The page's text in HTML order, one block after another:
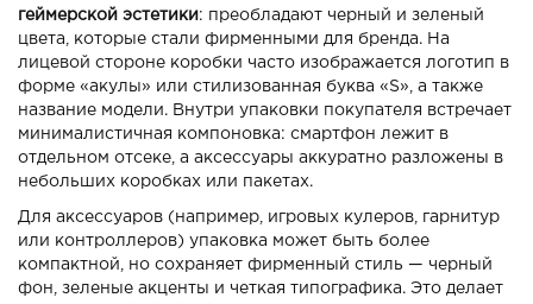
геймерской эстетики: преобладают черный и зеленый
цвета, которые стали фирменными для бренда. На
лицевой стороне коробки часто изображается логотип в
форме «акулы» или стилизованная буква «S», а также
название модели. Внутри упаковки покупателя встречает
минималистичная компоновка: смартфон лежит в
отдельном отсеке, а аксессуары аккуратно разложены в
небольших коробках или пакетах.
Для аксессуаров (например, игровых кулеров, гарнитур
или контроллеров) упаковка может быть более
компактной, но сохраняет фирменный стиль — черный
фон, зеленые акценты и четкая типографика. Это делает